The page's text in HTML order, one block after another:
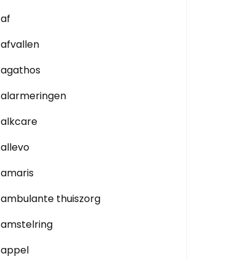
af
afvallen
agathos
alarmeringen
alkcare
allevo
amaris
ambulante thuiszorg
amstelring
appel